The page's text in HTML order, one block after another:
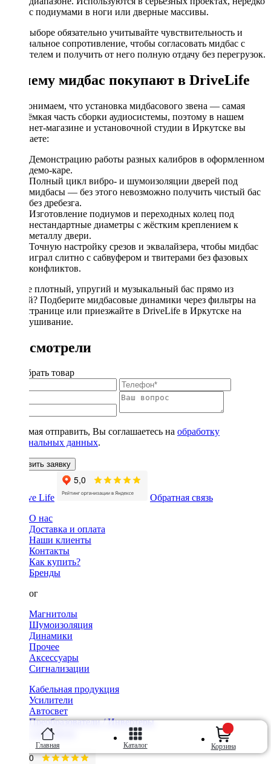
Главная Каталог Корзина
с подиумами в ноги или дверные массивы.
При выборе обязательно учитывайте чувствительность и
номинальное сопротивление, чтобы согласовать мидбас с
усилителем и получить от него полную отдачу без перегрузок.
Почему мидбас покупают в DriveLife
Мы понимаем, что установка мидбасового звена — самая
трудоёмкая часть сборки аудиосистемы, поэтому в нашем
интернет-магазине и установочной студии в Иркутске вы
получаете:
Демонстрацию работы разных калибров в оформленном
демо-каре.
Полный цикл вибро- и шумоизоляции дверей под
мидбасы — без этого невозможно получить чистый бас
без дребезга.
Изготовление подиумов и переходных колец под
нестандартные диаметры с жёстким креплением к
металлу двери.
Точную настройку срезов и эквалайзера, чтобы мидбас
играл слитно с сабвуфером и твитерами без фазовых
конфликтов.
Ищете плотный, упругий и музыкальный бас прямо из
дверей? Подберите мидбасовые динамики через фильтры на
этой странице или приезжайте в DriveLife в Иркутске на
прослушивание.
Вы смотрели
Подобрать товар
Нажимая отправить, Вы соглашаетесь на обработку
персональных данных.
Оставить заявку
Обратная связь
О нас
Доставка и оплата
Наши клиенты
Контакты
Как купить?
Бренды
Каталог
Магнитолы
Шумоизоляция
Динамики
Прочее
Аксессуары
Сигнализации
Кабельная продукция
Усилители
Автосвет
Преобразователи / Инвертеры
Сабвуферы